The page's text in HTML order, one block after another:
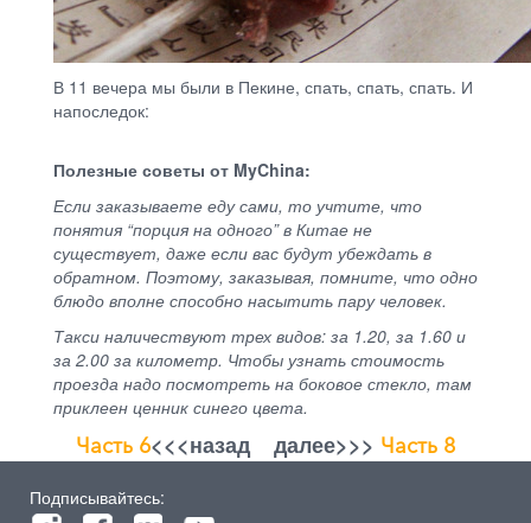
В 11 вечера мы были в Пекине, спать, спать, спать. И
напоследок:
Полезные советы от MyChina:
Если заказываете еду сами, то учтите, что
понятия “порция на одного” в Китае не
существует, даже если вас будут убеждать в
обратном. Поэтому, заказывая, помните, что одно
блюдо вполне способно насытить пару человек.
Такси наличествуют трех видов: за 1.20, за 1.60 и
за 2.00 за километр. Чтобы узнать стоимость
проезда надо посмотреть на боковое стекло, там
приклеен ценник синего цвета.
Часть 6<<<назад далее>>> Часть 8
Подписывайтесь: